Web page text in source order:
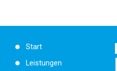
Start
Leistungen